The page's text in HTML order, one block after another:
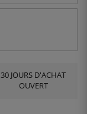
30 JOURS D'ACHAT
OUVERT